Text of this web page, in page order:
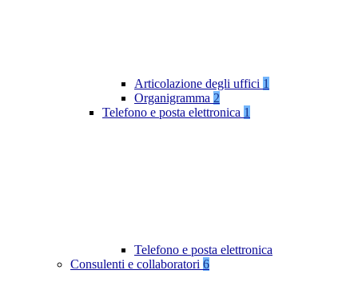
Articolazione degli uffici 1
Organigramma 2
Telefono e posta elettronica 1
Telefono e posta elettronica
Consulenti e collaboratori 6